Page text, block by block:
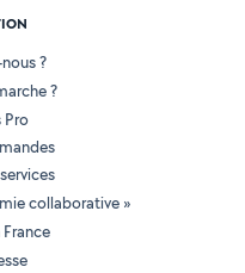
?
?
Pro
collaborative »